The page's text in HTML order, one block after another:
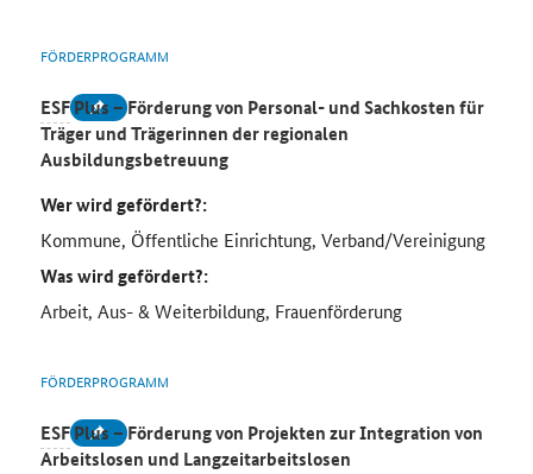
FÖRDERPROGRAMM
ESFPlus – Förderung von Personal- und Sachkosten für
Träger und Trägerinnen der regionalen
Ausbildungsbetreuung
Wer wird gefördert?:
Kommune, Öffentliche Einrichtung, Verband/Vereinigung
Was wird gefördert?:
Arbeit, Aus- & Weiterbildung, Frauenförderung
FÖRDERPROGRAMM
ESFPlus – Förderung von Projekten zur Integration von
Arbeitslosen und Langzeitarbeitslosen